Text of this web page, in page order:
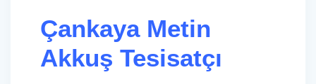
Çankaya Metin
Akkuş Tesisatçı